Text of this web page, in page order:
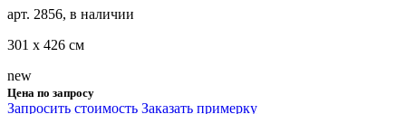
арт. 2856, в наличии
301 х 426 см
new
Цена по запросу
Запросить стоимость Заказать примерку